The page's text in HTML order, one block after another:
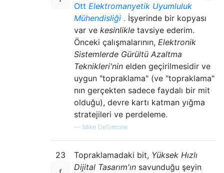
Ott Elektromanyetik Uyumluluk
Mühendisliği . İşyerinde bir kopyası
var ve kesinlikle tavsiye ederim.
Önceki çalışmalarının, Elektronik
Sistemlerde Gürültü Azaltma
Teknikleri'nin elden geçirilmesidir ve
uygun "topraklama" (ve "topraklama"
nın gerçekten sadece faydalı bir mit
olduğu), devre kartı katman yığma
stratejileri ve perdeleme.
— Mike DeSimone
23 Topraklamadaki bit, Yüksek Hızlı
Dijital Tasarım'ın savunduğu şeyin